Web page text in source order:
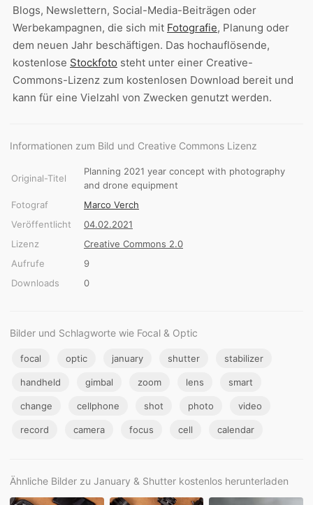
Blogs, Newslettern, Social-Media-Beiträgen oder
Werbekampagnen, die sich mit Fotografie, Planung oder
dem neuen Jahr beschäftigen. Das hochauflösende,
kostenlose Stockfoto steht unter einer Creative-
Commons-Lizenz zum kostenlosen Download bereit und
kann für eine Vielzahl von Zwecken genutzt werden.
Informationen zum Bild und Creative Commons Lizenz
Original-Titel
Planning 2021 year concept with photography
and drone equipment
Fotograf
Marco Verch
Veröffentlicht
04.02.2021
Lizenz
Creative Commons 2.0
Aufrufe
9
Downloads
0
Bilder und Schlagworte wie Focal & Optic
focal optic january shutter stabilizer
handheld gimbal zoom lens smart
change cellphone shot photo video
record camera focus cell calendar
Ähnliche Bilder zu January & Shutter kostenlos herunterladen